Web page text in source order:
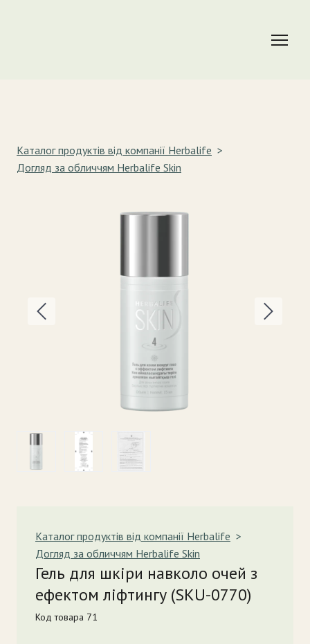
Каталог продуктів від компанії Herbalife
Догляд за обличчям Herbalife Skin
Каталог продуктів від компанії Herbalife
Догляд за обличчям Herbalife Skin
Гель для шкіри навколо очей з
ефектом ліфтингу (SKU-0770)
Код товара 71